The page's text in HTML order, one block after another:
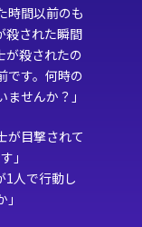
時間以前のも
殺された瞬間
が殺されたの
です。何時の
せんか？」
が目撃されて
」
1人で行動し